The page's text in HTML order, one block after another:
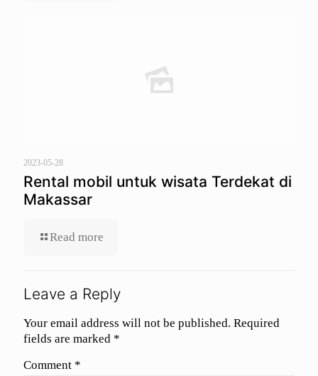
2023-05-28
Rental mobil untuk wisata Terdekat di
Makassar
Read more
Leave a Reply
Your email address will not be published. Required
fields are marked *
Comment *